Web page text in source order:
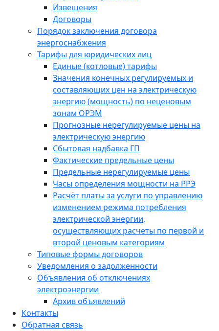
Извещения
Договоры
Порядок заключения договора
энергоснабжения
Тарифы для юридических лиц
Единые (котловые) тарифы
Значения конечных регулируемых и
составляющих цен на электрическую
энергию (мощность) по неценовым
зонам ОРЭМ
Прогнозные нерегулируемые цены на
электрическую энергию
Сбытовая надбавка ГП
Фактические предельные цены
Предельные нерегулируемые цены
Часы определения мощности на РРЭ
Расчёт платы за услуги по управлению
изменением режима потребления
электрической энергии,
осуществляющих расчеты по первой и
второй ценовым категориям
Типовые формы договоров
Уведомления о задолженности
Объявления об отключениях
электроэнергии
Архив объявлений
Контакты
Обратная связь